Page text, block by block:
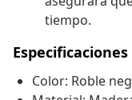
tiempo.
Especificaciones
Color: Roble